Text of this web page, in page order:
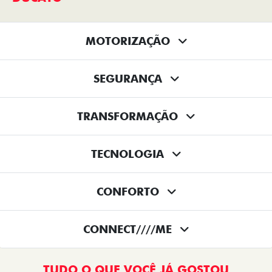
MOTORIZAÇÃO
SEGURANÇA
TRANSFORMAÇÃO
TECNOLOGIA
CONFORTO
CONNECT////ME